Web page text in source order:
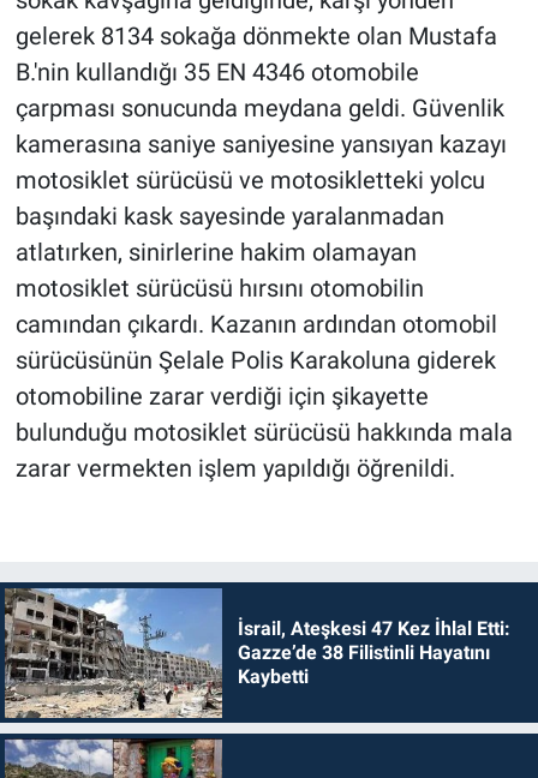
gelerek 8134 sokağa dönmekte olan Mustafa
B.'nin kullandığı 35 EN 4346 otomobile
çarpması sonucunda meydana geldi. Güvenlik
kamerasına saniye saniyesine yansıyan kazayı
motosiklet sürücüsü ve motosikletteki yolcu
başındaki kask sayesinde yaralanmadan
atlatırken, sinirlerine hakim olamayan
motosiklet sürücüsü hırsını otomobilin
camından çıkardı. Kazanın ardından otomobil
sürücüsünün Şelale Polis Karakoluna giderek
otomobiline zarar verdiği için şikayette
bulunduğu motosiklet sürücüsü hakkında mala
zarar vermekten işlem yapıldığı öğrenildi.
İsrail, Ateşkesi 47 Kez İhlal Etti:
Gazze’de 38 Filistinli Hayatını
Kaybetti